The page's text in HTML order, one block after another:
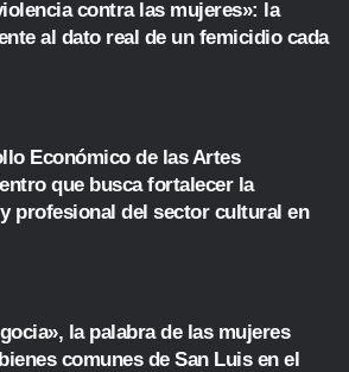
contra las mujeres»: la
al dato real de un femicidio cada
Económico de las Artes
que busca fortalecer la
profesional del sector cultural en
la palabra de las mujeres
comunes de San Luis en el